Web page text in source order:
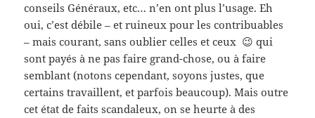
conseils Généraux, etc… n’en ont plus l’usage. Eh
oui, c’est débile – et ruineux pour les contribuables
– mais courant, sans oublier celles et ceux 😉 qui
sont payés à ne pas faire grand-chose, ou à faire
semblant (notons cependant, soyons justes, que
certains travaillent, et parfois beaucoup). Mais outre
cet état de faits scandaleux, on se heurte à des